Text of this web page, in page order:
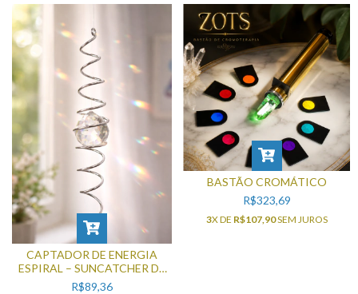
CAPTADOR DE ENERGIA
ESPIRAL – SUNCATCHER DE
LUZ E HARMONIA – PRATA
R$89,36
BASTÃO CROMÁTICO
R$323,69
3X DE R$107,90SEM JUROS